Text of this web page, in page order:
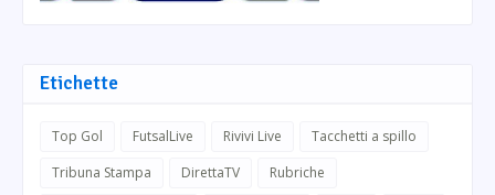
Etichette
Top Gol FutsalLive Rivivi Live
Tacchetti a spillo
Tribuna Stampa
DirettaTV
Rubriche